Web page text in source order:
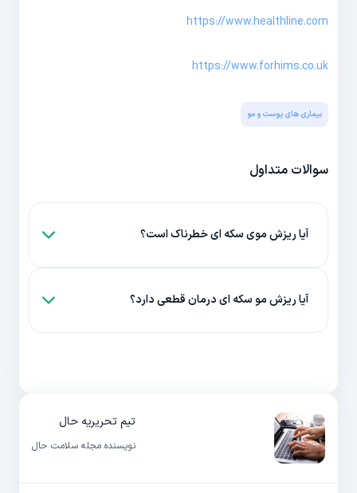
https://www.healthline.com
https://www.forhims.co.uk
بیماری های پوست و مو
سوالات متداول
آیا ریزش موی سکه ای خطرناک است؟
آیا ریزش مو سکه ای درمان قطعی دارد؟
تیم تحریریه حال
نویسنده مجله سلامت حال